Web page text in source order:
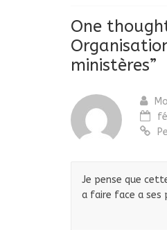
One
ministères”
Je pense que
a faire face a ses